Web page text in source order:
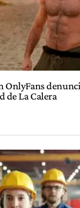
OnlyFans
de La Calera